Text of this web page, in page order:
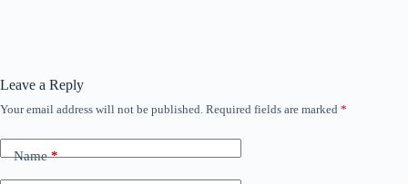
Leave a Reply
Your email address will not be published. Required fields are marked *
Name*